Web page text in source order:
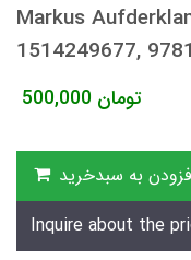
Markus
1514249677,
500,000 تومان
به سبدخرید
Inquire about the